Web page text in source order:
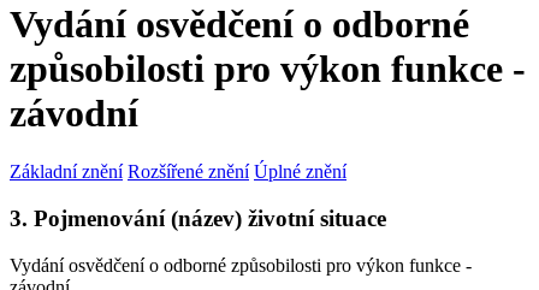
Vydání osvědčení o odborné
způsobilosti pro výkon funkce -
závodní
Základní znění Rozšířené znění Úplné znění
3. Pojmenování (název) životní situace
Vydání osvědčení o odborné způsobilosti pro výkon funkce -